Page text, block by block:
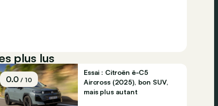
plus lus
0.0/ 10
Essai : Citroën ë-C5
Aircross (2025), bon SUV,
mais plus autant